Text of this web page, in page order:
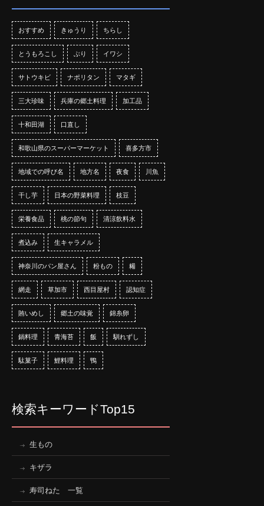
おすすめ きゅうり ちらし
とうもろこし ぶり イワシ
サトウキビ ナポリタン マタギ
三大珍味 兵庫の郷土料理 加工品
十和田湖 口直し
和歌山県のスーパーマーケット 喜多方市
地域での呼び名 地方名 夜食 川魚
干し芋 日本の野菜料理 枝豆
栄養食品 桃の節句 清涼飲料水
煮込み 生キャラメル
神奈川のパン屋さん 粉もの 糒
網走 草加市 西目屋村 認知症
賄いめし 郷土の味覚 錦糸卵
鍋料理 青海苔 飯 馴れずし
駄菓子 鯉料理 鴨
検索キーワードTop15
生もの
キザラ
寿司ねた 一覧